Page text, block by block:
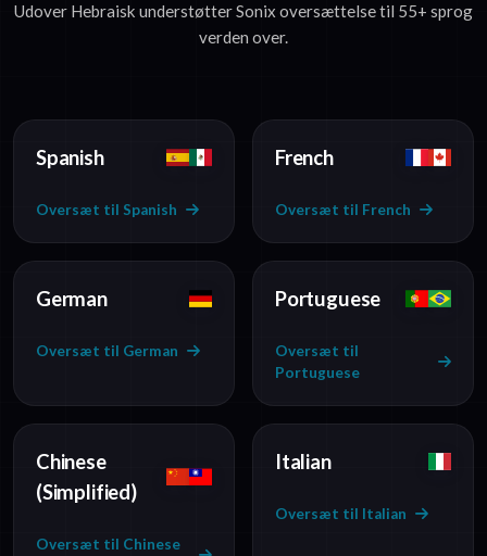
Udover Hebraisk understøtter Sonix oversættelse til 55+ sprog
verden over.
Spanish
Oversæt til Spanish
French
Oversæt til French
German
Oversæt til German
Portuguese
Oversæt til
Portuguese
Chinese
(Simplified)
Oversæt til Chinese
Italian
Oversæt til Italian